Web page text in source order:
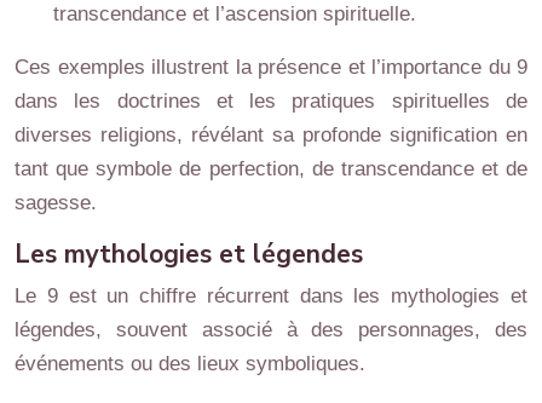
transcendance et l’ascension spirituelle.
Ces exemples illustrent la présence et l’importance du 9
dans les doctrines et les pratiques spirituelles de
diverses religions, révélant sa profonde signification en
tant que symbole de perfection, de transcendance et de
sagesse.
Les mythologies et légendes
Le 9 est un chiffre récurrent dans les mythologies et
légendes, souvent associé à des personnages, des
événements ou des lieux symboliques.